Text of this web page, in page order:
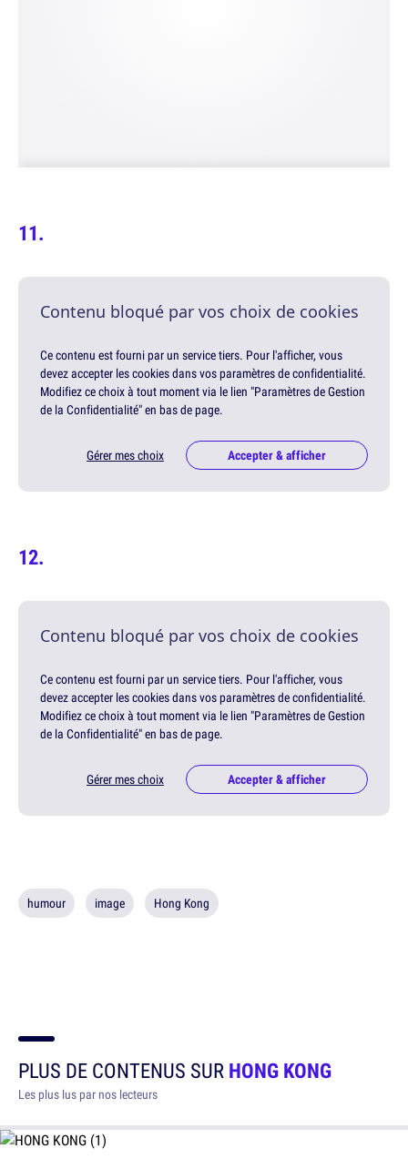
Contenu bloqué par vos choix de cookies
Ce contenu est fourni par un service tiers. Pour l'afficher, vous
devez accepter les cookies dans vos paramètres de confidentialité.
Modifiez ce choix à tout moment via le lien "Paramètres de Gestion
de la Confidentialité" en bas de page.
Gérer mes choix Accepter & afficher
Contenu bloqué par vos choix de cookies
Ce contenu est fourni par un service tiers. Pour l'afficher, vous
devez accepter les cookies dans vos paramètres de confidentialité.
Modifiez ce choix à tout moment via le lien "Paramètres de Gestion
de la Confidentialité" en bas de page.
Gérer mes choix Accepter & afficher
humour image Hong Kong
PLUS DE CONTENUS SURHONG KONG
Les plus lus par nos lecteurs